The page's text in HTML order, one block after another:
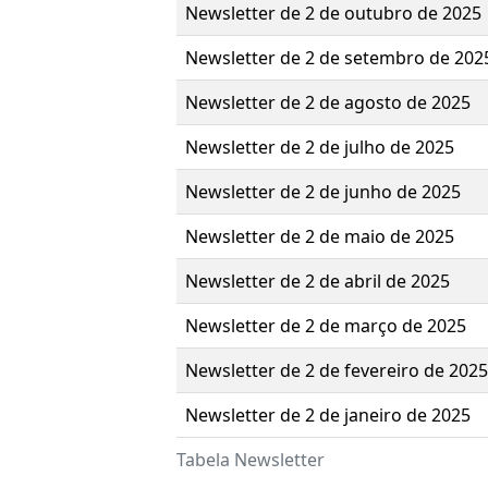
Tabela Newsletter
Newsletter de 2 de outubro de 2025
Newsletter de 2 de setembro de
Newsletter de 2 de agosto de 2025
Newsletter de 2 de julho de 2025
Newsletter de 2 de junho de 2025
Newsletter de 2 de maio de 2025
Newsletter de 2 de abril de 2025
Newsletter de 2 de março de 2025
Newsletter de 2 de fevereiro de 2025
Newsletter de 2 de janeiro de 2025